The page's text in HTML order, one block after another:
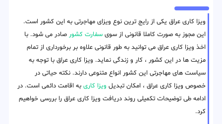
ویزا کاری عراق یکی از رایج ترین نوع ویزای مهاجرتی به این کشور است.
این مجوز به صورت کاملا قانونی از سوی سفارت کشور صادر می شود. با
اخذ ویزا کاری عراق می توانید به طور قانونی علاوه بر برخورداری از تمام
مزیت ها در این کشور ، کار و زندگی نماید. ویزا کاری عراق با توجه به
سیاست های مهاجرتی این کشور انواع متنوعی دارند. نکته حیاتی در
خصوص ویزا کاری عراق ، امکان تبدیل ویزا کاری به اقامت دائمی است. در
ادامه طی توضیحات تکمیلی روند دریافت ویزا کاری عراق را بررسی خواهیم
کرد.